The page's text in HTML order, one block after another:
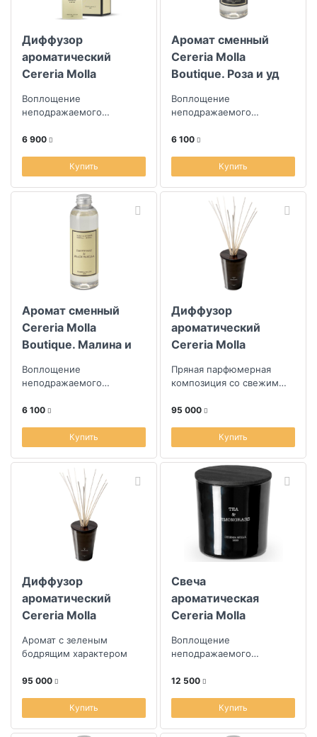
Диффузор
ароматический
Cereria Molla
Французский лен
Воплощение
неподражаемого
из Испании
6 900
Купить
Аромат сменный
Cereria Molla
Boutique. Роза и уд
Воплощение
неподражаемого
из Испании
6 100
Купить
Аромат сменный
Cereria Molla
Boutique. Малина и
Воплощение
неподражаемого
из Испании
6 100
Купить
Диффузор
ароматический
Cereria Molla
сандал
Пряная парфюмерная
композиция со свежим
95 000
Купить
Диффузор
ароматический
Cereria Molla
лемонграсс
Аромат с зеленым
бодрящим характером
95 000
Купить
Свеча
ароматическая
Cereria Molla
лемонграсс
Воплощение
неподражаемого
из Испании
12 500
Купить